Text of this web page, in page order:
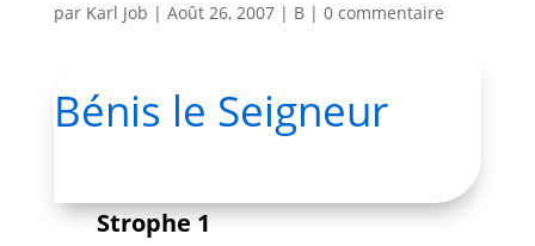
par Karl Job | Août 26, 2007| B| 0 commentaire
Bénis le Seigneur
Strophe 1